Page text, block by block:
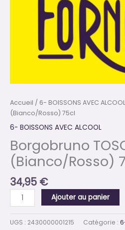
Accueil / 6- BOISSONS AVEC ALCOOL
(Bianco/Rosso) 75cl
6- BOISSONS AVEC ALCOOL
Borgobruno
(Bianco/Rosso)
34,95 €
Ajouter au panier
UGS : 2430000001215 Catégorie :